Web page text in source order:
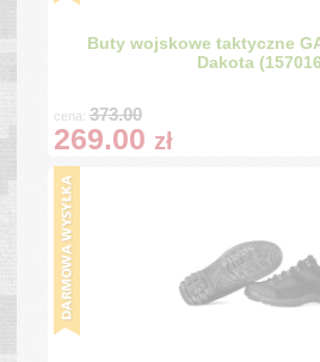
Buty wojskowe taktyczne
Dakota
cena:373.00
269.00 zł